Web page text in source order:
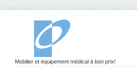
Mobilier et équipement médical à bon prix!